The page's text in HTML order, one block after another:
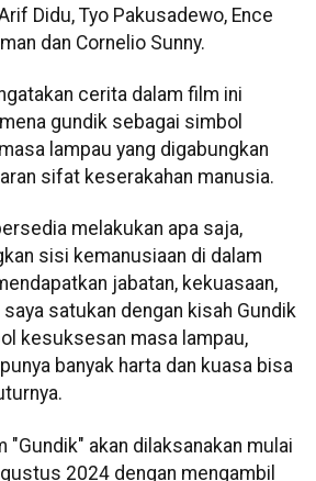
Didu, Tyo Pakusadewo, Ence
dan Cornelio Sunny.
cerita dalam film ini
gundik sebagai simbol
lampau yang digabungkan
sifat keserakahan manusia.
melakukan apa saja,
sisi kemanusiaan di dalam
jabatan, kekuasaan,
saya satukan dengan kisah Gundik
kesuksesan masa lampau,
banyak harta dan kuasa bisa
akan dilaksanakan mulai
2024 dengan mengambil